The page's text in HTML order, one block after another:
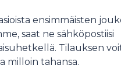
ensimmäisten
saat ne sähköpostiisi
Tilauksen
milloin tahansa.